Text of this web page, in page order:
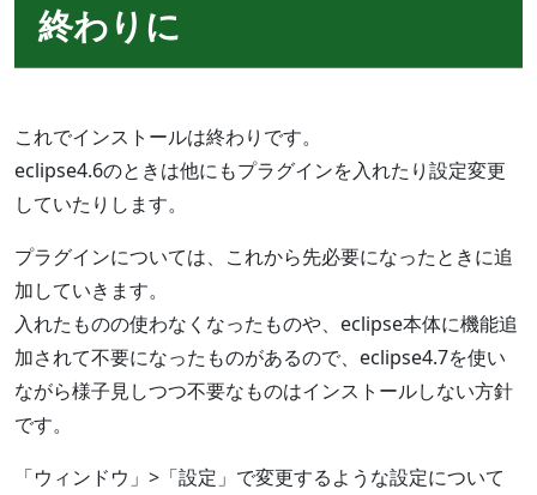
終わりに
これでインストールは終わりです。
eclipse4.6のときは他にもプラグインを入れたり設定変更
していたりします。
プラグインについては、これから先必要になったときに追
加していきます。
入れたものの使わなくなったものや、eclipse本体に機能追
加されて不要になったものがあるので、eclipse4.7を使い
ながら様子見しつつ不要なものはインストールしない方針
です。
「ウィンドウ」>「設定」で変更するような設定について